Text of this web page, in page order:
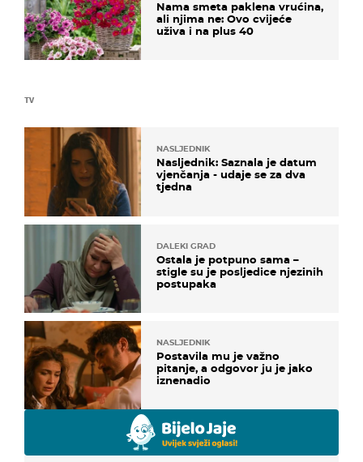
TV
NASLJEDNIK
Nasljednik: Saznala je datum
vjenčanja - udaje se za dva
tjedna
DALEKI GRAD
Ostala je potpuno sama –
stigle su je posljedice njezinih
postupaka
NASLJEDNIK
Postavila mu je važno
pitanje, a odgovor ju je jako
iznenadio
Nama smeta paklena vrućina,
ali njima ne: Ovo cvijeće
uživa i na plus 40